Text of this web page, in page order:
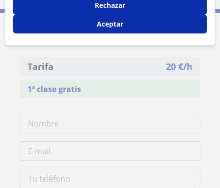
Tarifa 20 €/h
1ª clase gratis
Rechazar
Aceptar